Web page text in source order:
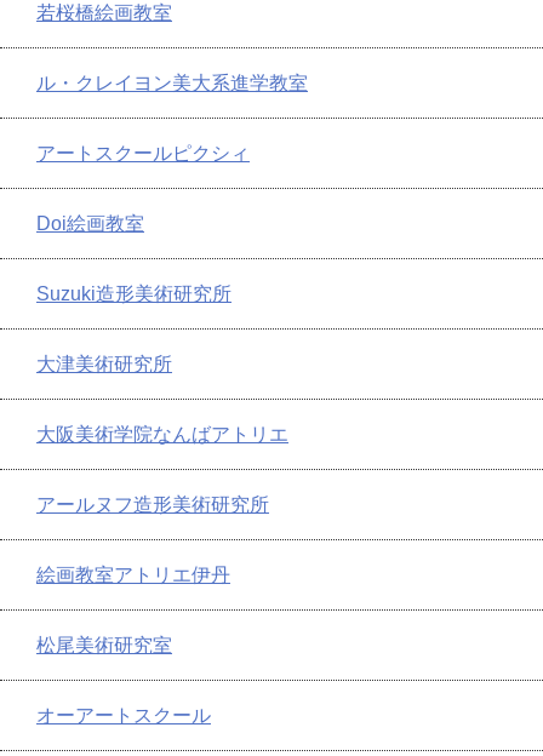
若桜橋絵画教室
ル・クレイヨン美大系進学教室
アートスクールピクシィ
Doi絵画教室
Suzuki造形美術研究所
大津美術研究所
大阪美術学院なんばアトリエ
アールヌフ造形美術研究所
絵画教室アトリエ伊丹
松尾美術研究室
オーアートスクール